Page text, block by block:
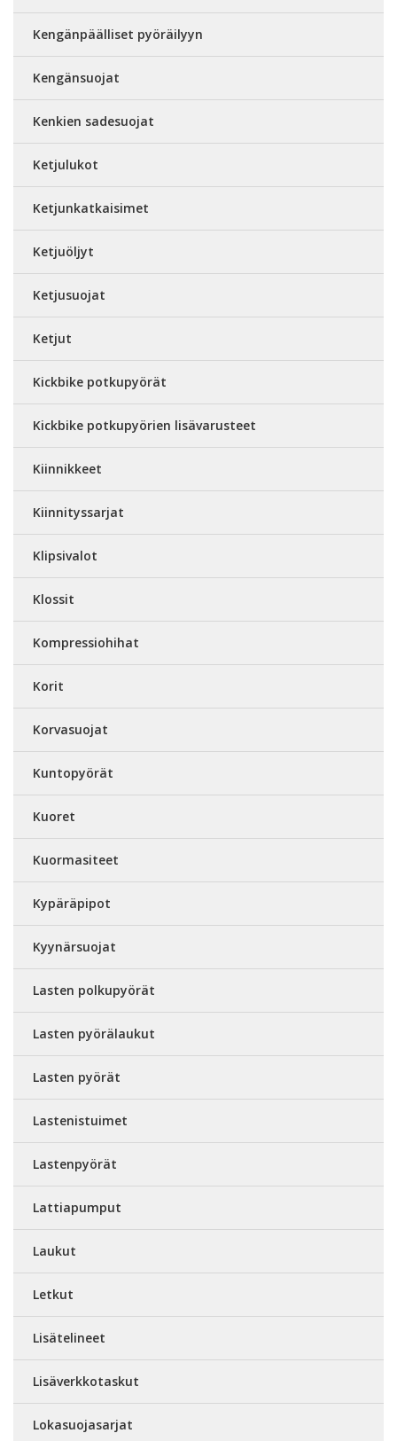
Kengänpäälliset pyöräilyyn
Kengänsuojat
Kenkien sadesuojat
Ketjulukot
Ketjunkatkaisimet
Ketjuöljyt
Ketjusuojat
Ketjut
Kickbike potkupyörät
Kickbike potkupyörien lisävarusteet
Kiinnikkeet
Kiinnityssarjat
Klipsivalot
Klossit
Kompressiohihat
Korit
Korvasuojat
Kuntopyörät
Kuoret
Kuormasiteet
Kypäräpipot
Kyynärsuojat
Lasten polkupyörät
Lasten pyörälaukut
Lasten pyörät
Lastenistuimet
Lastenpyörät
Lattiapumput
Laukut
Letkut
Lisätelineet
Lisäverkkotaskut
Lokasuojasarjat